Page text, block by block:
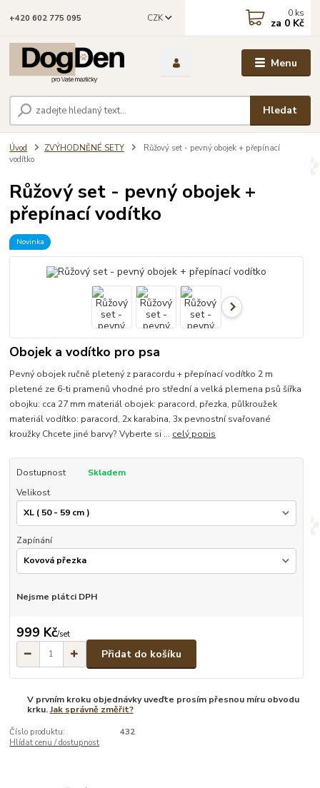
Menu
CZK
Hledat
+420 602 775 095 0 ks
za 0 Kč
Úvod ZVÝHODNĚNÉ SETY
Růžový set - pevný obojek + přepínací
vodítko
Růžový set - pevný obojek +
přepínací vodítko
Novinka
Obojek a vodítko pro psa
Pevný obojek ručně pletený z paracordu + přepínací vodítko 2 m
pletené ze 6-ti pramenů vhodné pro střední a velká plemena psů šířka
obojku: cca 27 mm materiál obojek: paracord, přezka, půlkroužek
materiál vodítko: paracord, 2x karabina, 3x pevnostní svařované
kroužky Chcete jiné barvy? Vyberte si ... celý popis
Dostupnost
Skladem
Velikost
Zapínání
Nejsme plátci DPH
999 Kč/set
Přidat do košíku
V prvním kroku objednávky uveďte prosím přesnou míru obvodu
krku.Jak správně změřit?
Číslo produktu:
432
Hlídat cenu / dostupnost